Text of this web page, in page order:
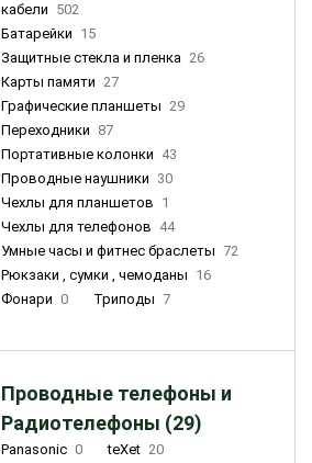
кабели 502
Батарейки 15
Защитные стекла и пленка 26
Карты памяти 27
Графические планшеты 29
Переходники 87
Портативные колонки 43
Проводные наушники 30
Чехлы для планшетов 1
Чехлы для телефонов 44
Умные часы и фитнес браслеты 72
Рюкзаки , сумки , чемоданы 16
Фонари 0 Триподы 7
Проводные телефоны и
Радиотелефоны (29)
Panasonic 0 teXet 20